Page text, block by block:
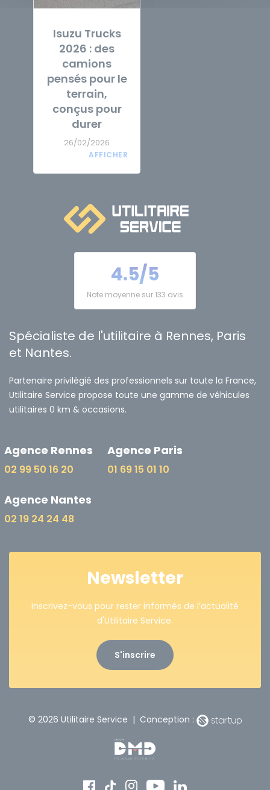
Isuzu Trucks
2026 : des
camions
pensés pour le
terrain,
conçus pour
durer
26/02/2026
4.5/5
Note moyenne sur 133 avis
Spécialiste de l'utilitaire à Rennes, Paris
et Nantes.
Partenaire privilégié des professionnels sur toute la France,
Utilitaire Service propose toute une gamme de véhicules
utilitaires 0 km & occasions.
Agence Rennes
02 99 50 16 20
Agence Paris
01 69 15 01 10
Agence Nantes
02 19 24 24 48
Newsletter
Inscrivez-vous pour rester informés de l’actualité
d'Utilitaire Service.
S'inscrire
© 2026 Utilitaire Service | Conception :